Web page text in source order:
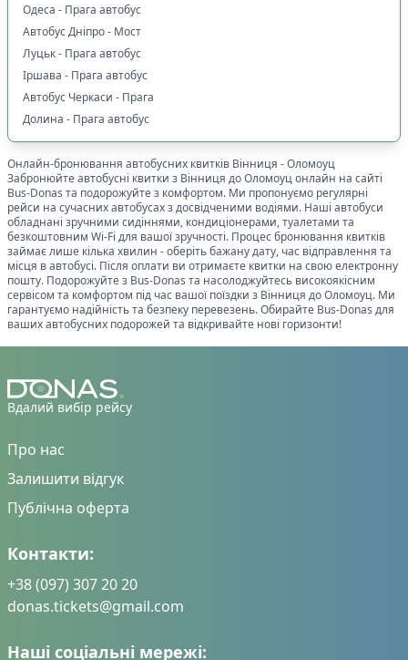
Одеса - Прага автобус
Автобус Дніпро - Мост
Луцьк - Прага автобус
Іршава - Прага автобус
Автобус Черкаси - Прага
Долина - Прага автобус
Онлайн-бронювання автобусних квитків Вінниця -Оломоуц
Забронюйте автобусні квитки з Вінниця доОломоуцонлайн на сайті
Bus-Donas та подорожуйте з комфортом. Ми пропонуємо регулярні
рейси на сучасних автобусах з досвідченими водіями. Наші автобуси
обладнані зручними сидіннями, кондиціонерами, туалетами та
безкоштовним Wi-Fi для вашої зручності. Процес бронювання квитків
займає лише кілька хвилин - оберіть бажану дату, час відправлення та
місця в автобусі. Після оплати ви отримаєте квитки на свою електронну
пошту. Подорожуйте з Bus-Donas та насолоджуйтесь високоякісним
сервісом та комфортом під час вашої поїздки з Вінниця доОломоуц. Ми
гарантуємо надійність та безпеку перевезень. Обирайте Bus-Donas для
ваших автобусних подорожей та відкривайте нові горизонти!
Вдалий вибір рейсу
Про нас
Залишити відгук
Публічна оферта
Контакти:
+38 (097) 307 20 20
donas.tickets@gmail.com
Наші соціальні мережі: